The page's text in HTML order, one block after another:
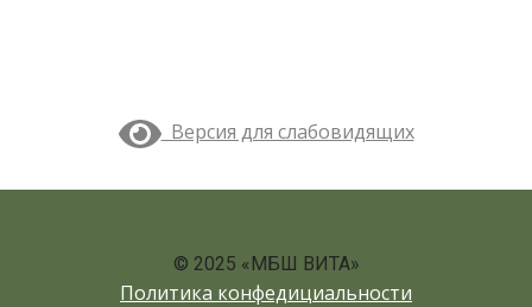
Версия для слабовидящих
© 2025 «МБШ ВИТА»
Политика конфедициальности